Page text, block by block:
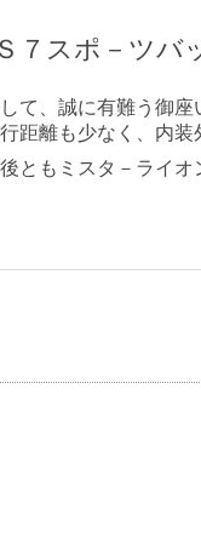
スポ－ツバ
て、誠に有難う御
距離も少なく、内
ともミスタ－ライ